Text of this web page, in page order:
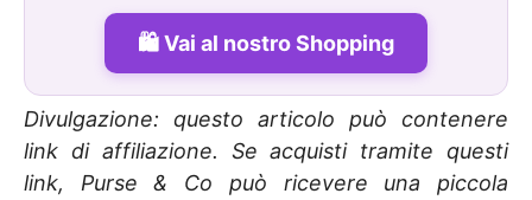
Vai al nostro Shopping
Divulgazione: questo articolo può contenere
link di affiliazione. Se acquisti tramite questi
link, Purse & Co può ricevere una piccola